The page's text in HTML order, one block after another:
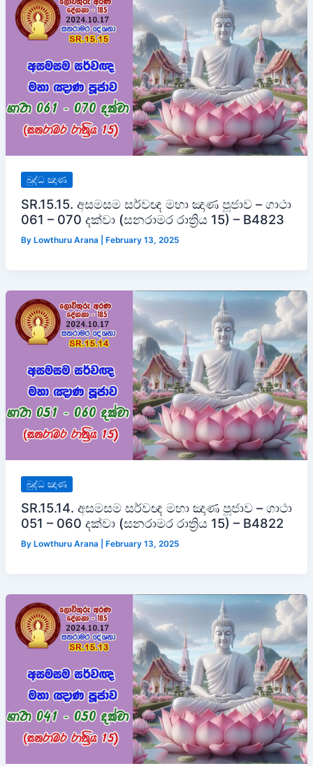
බුද්ධ ඤාණ
SR.15.15. අසමසම සර්වඥ මහා ඤාණ පූජාව – ගාථා
061 – 070 දක්වා (සනරාමර රාත්‍රිය 15) – B4823
By Lowthuru Arana February 13, 2025
බුද්ධ ඤාණ
SR.15.14. අසමසම සර්වඥ මහා ඤාණ පූජාව – ගාථා
051 – 060 දක්වා (සනරාමර රාත්‍රිය 15) – B4822
By Lowthuru Arana February 13, 2025